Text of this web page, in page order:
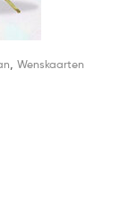
Wenskaarten